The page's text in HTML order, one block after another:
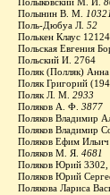
Полыковский М. И.
Полынин В. М. 10321
Поль-Дюбуа Л. 52
Полькен Клаус
Польская Евгения
Польский И. 2764
Поляк (Полляк)
Поляк Григорий
Поляк Л. М. 2933
Поляков А. Ф. 3877
Поляков Владимир
Поляков Владимир
Поляков Ефим
Поляков М. Я. 4681
Поляков Юрий 3302,
Поляков Юрий
Полякова Лариса